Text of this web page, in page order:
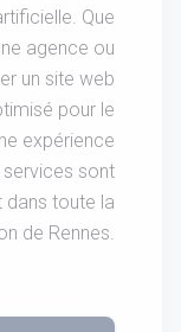
Que
agence ou
un site web
pour le
expérience
sont
dans toute la
de Rennes.